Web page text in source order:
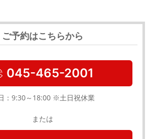
ご予約はこちらから
045-465-2001
：9:30～18:00 ※土日祝休業
または